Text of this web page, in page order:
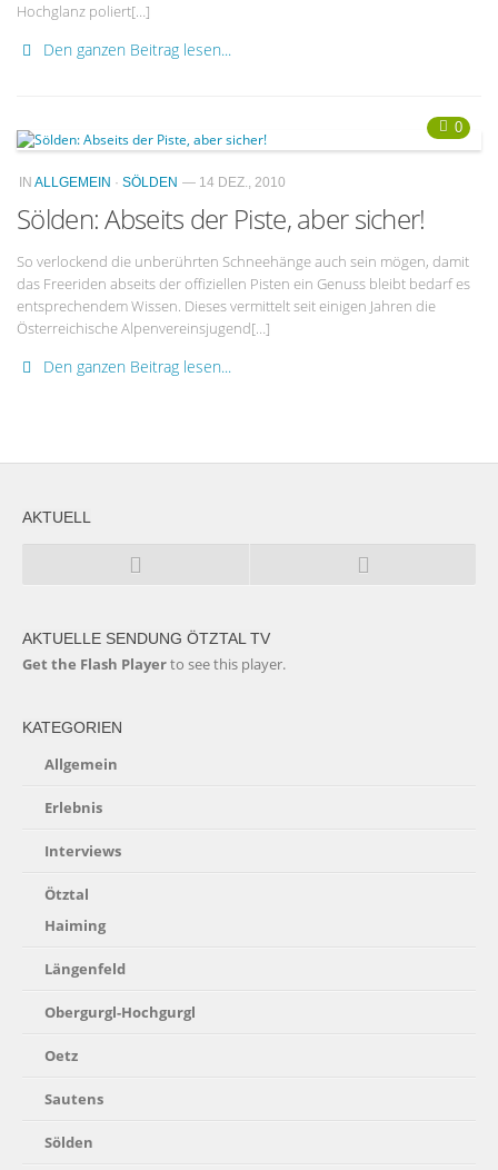
Hochglanz poliert[…]
Den ganzen Beitrag lesen...
0
IN ALLGEMEIN · SÖLDEN — 14 DEZ., 2010
Sölden: Abseits der Piste, aber sicher!
So verlockend die unberührten Schneehänge auch sein mögen, damit
das Freeriden abseits der offiziellen Pisten ein Genuss bleibt bedarf es
entsprechendem Wissen. Dieses vermittelt seit einigen Jahren die
Österreichische Alpenvereinsjugend[…]
Den ganzen Beitrag lesen...
AKTUELL
AKTUELLE SENDUNG ÖTZTAL TV
Get the Flash Playerto see this player.
KATEGORIEN
Allgemein
Erlebnis
Interviews
Ötztal
Haiming
Längenfeld
Obergurgl-Hochgurgl
Oetz
Sautens
Sölden